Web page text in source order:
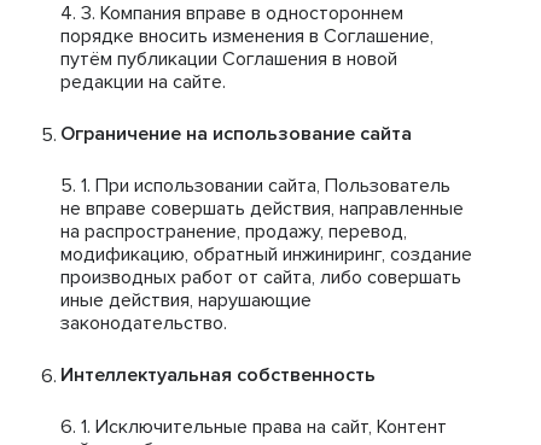
Компания вправе в одностороннем
порядке вносить изменения в Соглашение,
путём публикации Соглашения в новой
редакции на сайте.
Ограничение на использование сайта
При использовании сайта, Пользователь
не вправе совершать действия, направленные
на распространение, продажу, перевод,
модификацию, обратный инжиниринг, создание
производных работ от сайта, либо совершать
иные действия, нарушающие
законодательство.
Интеллектуальная собственность
Исключительные права на сайт, Контент